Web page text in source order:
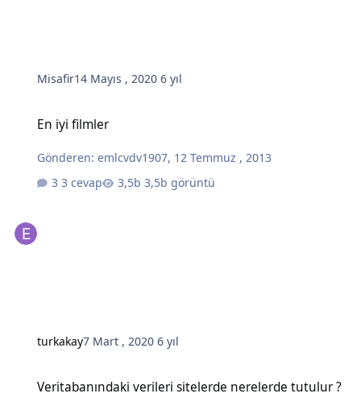
Misafir14 Mayıs , 20206 yıl
En iyi filmler
Gönderen:emlcvdv1907, 12 Temmuz , 2013
3 cevap
3,5b görüntü
turkakay7 Mart , 20206 yıl
Veritabanındaki verileri sitelerde nerelerde tutulur ?